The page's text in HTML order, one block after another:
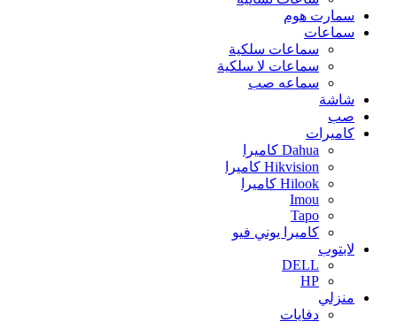
سمارت هوم
سماعات
سماعات سلكية
سماعات لا سلكية
سماعه صب
شاشة
صب
كاميرات
Dahua كاميرا
Hikvision كاميرا
Hilook كاميرا
Imou
Tapo
كاميرا يوني فيو
لابتوب
DELL
HP
منزلي
دفايات